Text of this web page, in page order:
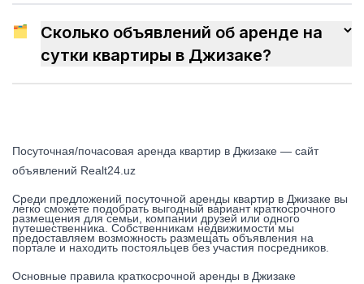
🗂
Сколько объявлений об аренде на
сутки квартиры в Джизаке?
Посуточная/почасовая аренда квартир в Джизаке — сайт
объявлений Realt24.uz
Среди предложений посуточной аренды квартир в Джизаке вы
легко сможете подобрать выгодный вариант краткосрочного
размещения для семьи, компании друзей или одного
путешественника. Собственникам недвижимости мы
предоставляем возможность размещать объявления на
портале и находить постояльцев без участия посредников.
Основные правила краткосрочной аренды в Джизаке